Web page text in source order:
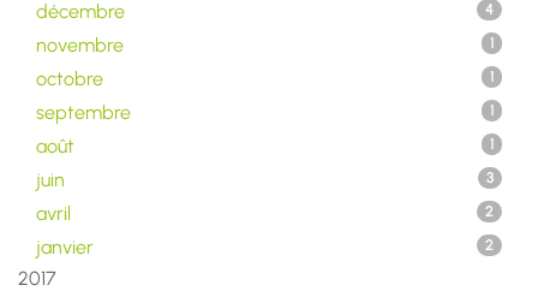
décembre
4
novembre 1
octobre 1
septembre 1
août 1
juin 3
avril 2
janvier 2
2017